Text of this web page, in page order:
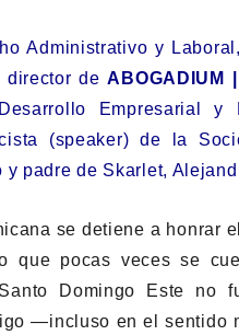
Administrativo y
director deABOGADIUM
Empresarial y
(speaker) de la
padre de Skarlet,
se detiene a honrar
que pocas veces se
Domingo Este no
—incluso en el